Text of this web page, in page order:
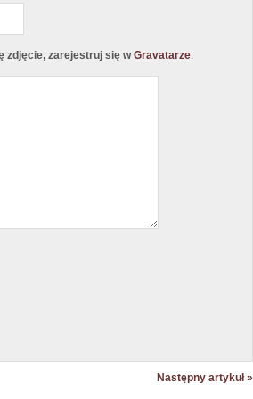
zdjęcie, zarejestruj się wGravatarze.
Następny artykuł »